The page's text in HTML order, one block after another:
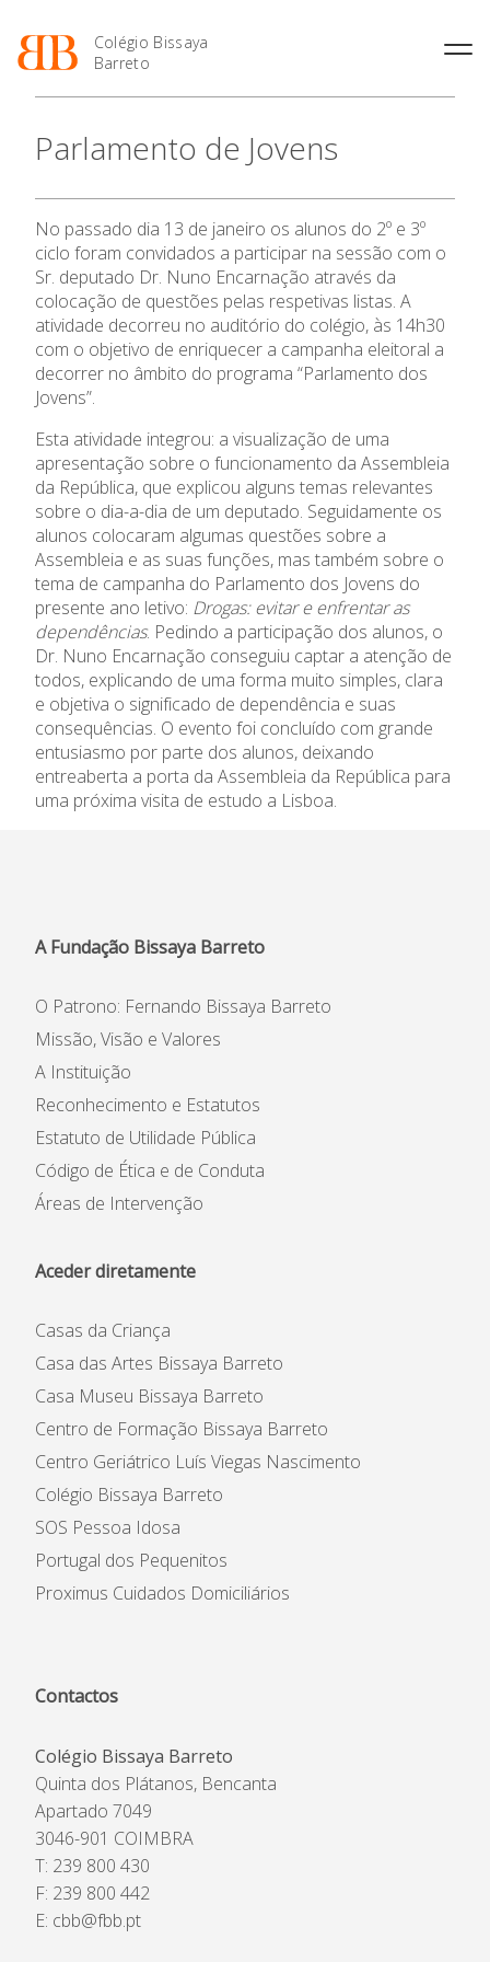
Colégio Bissaya
Barreto
O Colégio
Projeto Educativo
Colaboradores Docentes
Colaboradores Não
Docentes
Instalações
Ofertas de emprego
Regulamentos
Jornal “O Coreto”
Privacidade
Oferta Formativa
Enriquecimento Curricular
Serviços
Sala de Estudo
Atividades de Interrupção
Letiva
Academia de Línguas
Ensino Profissional
Profissionais
Curso de Técnico de
Termalismo
Curso de Técnico/a de Apoio
à Família e à Comunidade
Ofertas de Emprego
Ano Letivo
2027
Portal do Aluno/Encarregado
de Educação
Secretariado de Exames
Admissão
Informações
APEE
Notícias
Parlamento de Jovens
No passado dia 13 de janeiro os alunos do 2º e 3º
ciclo foram convidados a participar na sessão com o
Sr. deputado Dr. Nuno Encarnação através da
colocação de questões pelas respetivas listas. A
atividade decorreu no auditório do colégio, às 14h30
com o objetivo de enriquecer a campanha eleitoral a
decorrer no âmbito do programa “Parlamento dos
Jovens”.
Esta atividade integrou: a visualização de uma
apresentação sobre o funcionamento da Assembleia
da República, que explicou alguns temas relevantes
sobre o dia-a-dia de um deputado. Seguidamente os
alunos colocaram algumas questões sobre a
Assembleia e as suas funções, mas também sobre o
tema de campanha do Parlamento dos Jovens do
presente ano letivo: Drogas: evitar e enfrentar as
dependências. Pedindo a participação dos alunos, o
Dr. Nuno Encarnação conseguiu captar a atenção de
todos, explicando de uma forma muito simples, clara
e objetiva o significado de dependência e suas
consequências. O evento foi concluído com grande
entusiasmo por parte dos alunos, deixando
entreaberta a porta da Assembleia da República para
uma próxima visita de estudo a Lisboa.
A Fundação Bissaya Barreto
O Patrono: Fernando Bissaya Barreto
Missão, Visão e Valores
A Instituição
Reconhecimento e Estatutos
Estatuto de Utilidade Pública
Código de Ética e de Conduta
Áreas de Intervenção
Aceder diretamente
Casas da Criança
Casa das Artes Bissaya Barreto
Casa Museu Bissaya Barreto
Centro de Formação Bissaya Barreto
Centro Geriátrico Luís Viegas Nascimento
Colégio Bissaya Barreto
SOS Pessoa Idosa
Portugal dos Pequenitos
Proximus Cuidados Domiciliários
Contactos
Colégio Bissaya Barreto
Quinta dos Plátanos, Bencanta
Apartado 7049
3046-901 COIMBRA
T: 239 800 430
F: 239 800 442
E: cbb@fbb.pt